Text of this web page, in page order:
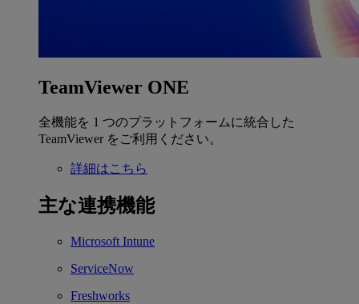
TeamViewer ONE
全機能を 1 つのプラットフォームに統合した
TeamViewer をご利用ください。
詳細はこちら
主な連携機能
Microsoft Intune
ServiceNow
Freshworks